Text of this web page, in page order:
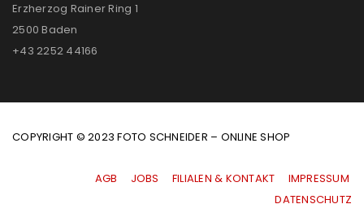
Erzherzog Rainer Ring 1
2500 Baden
+43 2252 44166
COPYRIGHT © 2023 FOTO SCHNEIDER – ONLINE SHOP
AGB JOBS FILIALEN & KONTAKT
IMPRESSUM
|DATENSCHUTZ